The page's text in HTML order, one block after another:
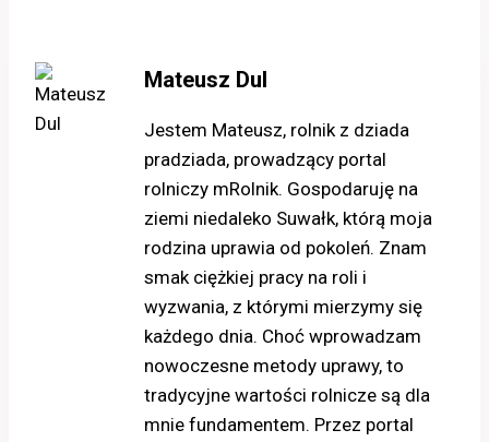
Mateusz Dul
Jestem Mateusz, rolnik z dziada
pradziada, prowadzący portal
rolniczy mRolnik. Gospodaruję na
ziemi niedaleko Suwałk, którą moja
rodzina uprawia od pokoleń. Znam
smak ciężkiej pracy na roli i
wyzwania, z którymi mierzymy się
każdego dnia. Choć wprowadzam
nowoczesne metody uprawy, to
tradycyjne wartości rolnicze są dla
mnie fundamentem. Przez portal